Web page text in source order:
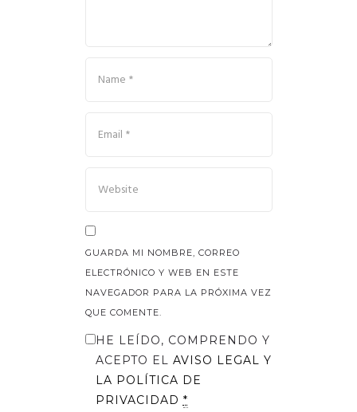
GUARDA MI NOMBRE, CORREO
ELECTRÓNICO Y WEB EN ESTE
NAVEGADOR PARA LA PRÓXIMA VEZ
QUE COMENTE.
HE LEÍDO, COMPRENDO Y
ACEPTO EL AVISO LEGAL Y
LA POLÍTICA DE
PRIVACIDAD *